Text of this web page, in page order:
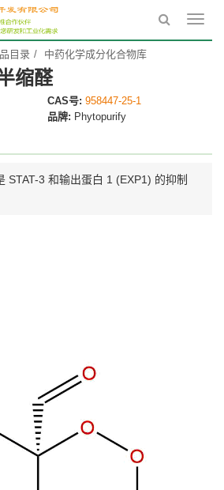
目录 中药化学成分化合物库
缩醛
CAS号: 958447-25-1
品牌: Phytopurify
STAT-3 和输出蛋白 1 (EXP1) 的抑制